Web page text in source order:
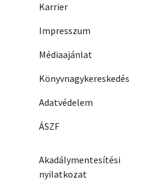
Karrier
Impresszum
Médiaajánlat
Könyvnagykereskedés
Adatvédelem
ÁSZF
Akadálymentesítési
nyilatkozat